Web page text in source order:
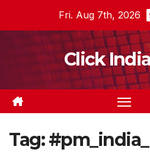
Fri. Aug 7th, 2026
Click
Tag: